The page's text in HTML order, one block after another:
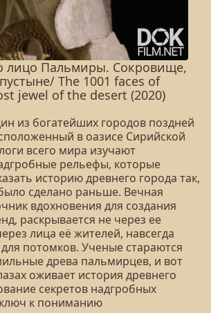
лицо Пальмиры. Сокровище,
The 1001 faces of
jewel of the desert (2020)
из богатейших городов поздней
в оазисе Сирийской
всего мира изучают
рельефы, которые
историю древнего города так,
сделано раньше. Вечная
вдохновения для создания
раскрывается не через ее
лица её жителей, навсегда
потомков. Ученые стараются
древа пальмирцев, и вот
оживает история древнего
секретов надгробных
к пониманию